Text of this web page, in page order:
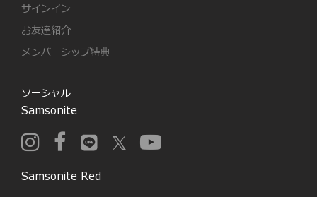
サインイン
お友達紹介
メンバーシップ特典
ソーシャル
Samsonite
Samsonite Red